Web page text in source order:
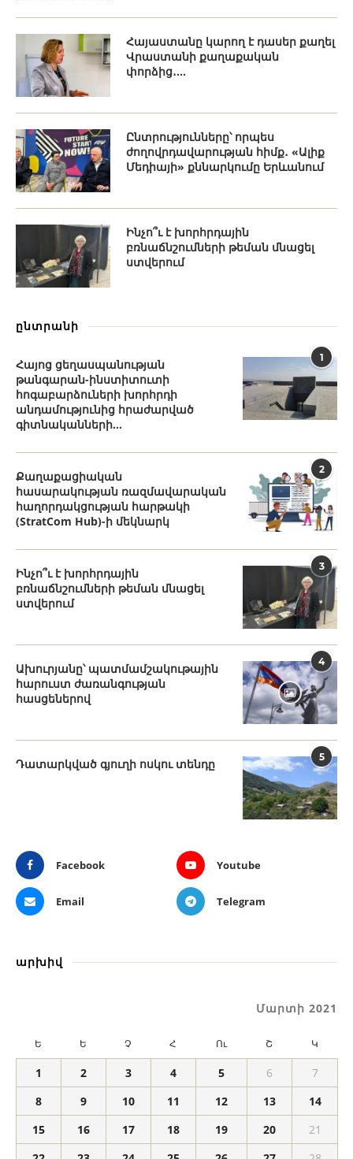
Հայաստանը կարող է դասեր քաղել
Վրաստանի քաղաքական
փորձից․...
Ընտրությունները՝ որպես
ժողովրդավարության հիմք․ «Ալիք
Մեդիայի» քննարկումը Երևանում
Ինչո՞ւ է խորհրդային
բռնաճնշումների թեման մնացել
ստվերում
ընտրանի
1
Հայոց ցեղասպանության
թանգարան-ինստիտուտի
հոգաբարձուների խորհրդի
անդամությունից հրաժարված
գիտնականների...
2
Քաղաքացիական
հասարակության ռազմավարական
հաղորդակցության հարթակի
(StratCom Hub)-ի մեկնարկ
3
Ինչո՞ւ է խորհրդային
բռնաճնշումների թեման մնացել
ստվերում
4
Ախուրյանը՝ պատմամշակութային
հարուստ ժառանգության
հասցեներով
5
Դատարկված գյուղի ոսկու տենդը
Facebook Youtube
Email Telegram
արխիվ
Մարտի 2021
Ե Ե Չ Հ Ու Շ Կ
1 2 3 4 5 6
7
8
9 10 11 12 13
14
15
16 17 18 19 20
21